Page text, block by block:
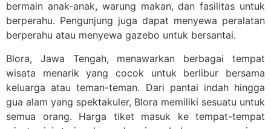
bermain anak-anak, warung makan, dan fasilitas untuk
berperahu. Pengunjung juga dapat menyewa peralatan
berperahu atau menyewa gazebo untuk bersantai.
Blora, Jawa Tengah, menawarkan berbagai tempat
wisata menarik yang cocok untuk berlibur bersama
keluarga atau teman-teman. Dari pantai indah hingga
gua alam yang spektakuler, Blora memiliki sesuatu untuk
semua orang. Harga tiket masuk ke tempat-tempat